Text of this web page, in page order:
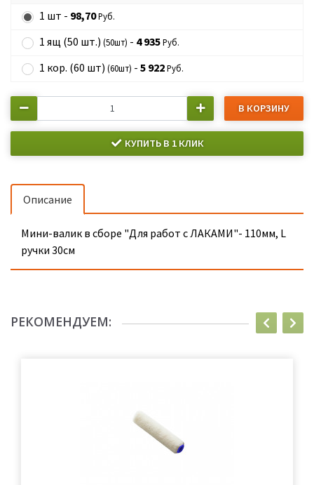
1 шт - 98,70Руб.
1 ящ (50 шт.) (50шт) - 4 935Руб.
1 кор. (60 шт) (60шт) - 5 922Руб.
В КОРЗИНУ
КУПИТЬ В 1 КЛИК
Описание
Мини-валик в сборе "Для работ с ЛАКАМИ"- 110мм, L
ручки 30см
РЕКОМЕНДУЕМ: